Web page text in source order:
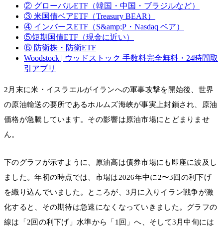
② グローバルETF（韓国・中国・ブラジルなど）
③ 米国債ベアETF（Treasury BEAR）
④ インバースETF（S&amp;P・Nasdaq ベア）
⑤短期国債ETF（現金に近い）
⑥ 防衛株・防衛ETF
Woodstock | ウッドストック 手数料完全無料・24時間取
引アプリ
2月末に米・イスラエルがイランへの軍事攻撃を開始後、世界
の原油輸送の要所であるホルムズ海峡が事実上封鎖され、原油
価格が急騰しています。その影響は原油市場にとどまりませ
ん。
下のグラフが示すように、原油高は債券市場にも即座に波及し
ました。年初の時点では、市場は2026年中に2〜3回の利下げ
を織り込んでいました。ところが、3月に入りイラン戦争が激
化すると、その期待は急速になくなっていきました。グラフの
線は「2回の利下げ」水準から「1回」へ、そして3月中旬には